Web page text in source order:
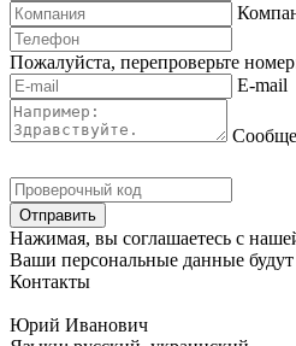
Пожалуйста, перепроверьте
E-mail
Нажимая, вы соглашаетесь с
Ваши персональные данные будут
Контакты
Юрий Иванович